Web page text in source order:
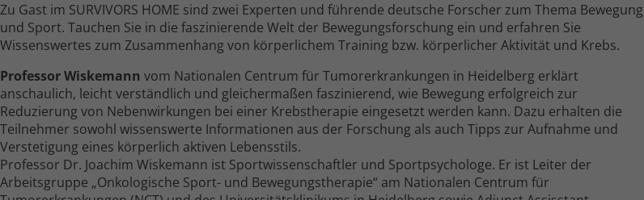
Zu Gast im SURVIVORS HOME sind zwei Experten und führende deutsche Forscher zum Thema Bewegung
und Sport. Tauchen Sie in die faszinierende Welt der Bewegungsforschung ein und erfahren Sie
Wissenswertes zum Zusammenhang von körperlichem Training bzw. körperlicher Aktivität und Krebs.
Professor Wiskemann vom Nationalen Centrum für Tumorerkrankungen in Heidelberg erklärt
anschaulich, leicht verständlich und gleichermaßen faszinierend, wie Bewegung erfolgreich zur
Reduzierung von Nebenwirkungen bei einer Krebstherapie eingesetzt werden kann. Dazu erhalten die
Teilnehmer sowohl wissenswerte Informationen aus der Forschung als auch Tipps zur Aufnahme und
Verstetigung eines körperlich aktiven Lebensstils.
Professor Dr. Joachim Wiskemann ist Sportwissenschaftler und Sportpsychologe. Er ist Leiter der
Arbeitsgruppe „Onkologische Sport- und Bewegungstherapie“ am Nationalen Centrum für